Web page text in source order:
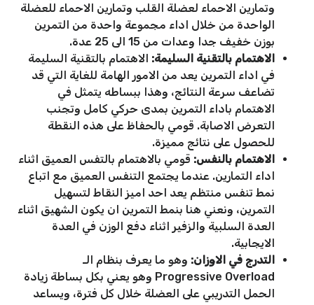
وتمارين الاحماء لعضلة القلب وتمارين الاحماء للعضلة
الواحدة من خلال اداء مجموعة واحدة من التمرين
بوزن خفيف جدا وعدات من 15 الى 25 عدة.
الاهتمام بالتقنية السليمة: الاهتمام بالتقنية السليمة
في اداء التمرين يعد من الامور الهامة للغاية التي قد
تضاعف سرعة النتائج، وهذا ببساطه يتمثل في
الاهتمام باداء التمرين بمدى حركي كامل وتجنب
التعرض الاصابة. قومي بالحفاظ على هذه النقطة
للحصول على نتائج مميزة.
الاهتمام بالنفس: قومي بالاهتمام بالتفس العميق اثناء
اداء التمارين. عندما يجتمع التنفس العميق مع اتباع
نمط تنفس منتظم يعد احد اميز النقاط لتسهيل
التمرين، ونعني هنا بنمط التمرين ان يكون الشهيق اثناء
العدة السلبية والزفير اثناء دفع الوزن في العدة
الايجابية.
التدرج في الاوزان: وهو ما يعرف بنظام الـ
Progressive Overload وهو يعني بكل بساطة زيادة
الحمل التدريبي على العضلة خلال كل فترة، ويساعد